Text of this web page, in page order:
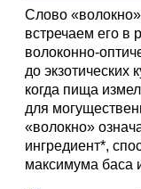
Слово
встречаем его в
волоконно-
до экзотических
когда пища
для
«волокно»
ингредиент*,
максимума баса